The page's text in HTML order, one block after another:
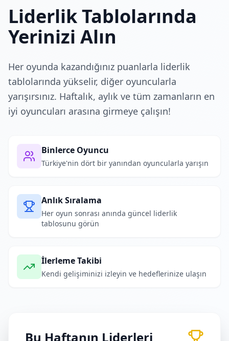
Liderlik Tablolarında
Yerinizi Alın
Her oyunda kazandığınız puanlarla liderlik
tablolarında yükselir, diğer oyuncularla
yarışırsınız. Haftalık, aylık ve tüm zamanların en
iyi oyuncuları arasına girmeye çalışın!
Binlerce Oyuncu
Türkiye'nin dört bir yanından oyuncularla yarışın
Anlık Sıralama
Her oyun sonrası anında güncel liderlik
tablosunu görün
İlerleme Takibi
Kendi gelişiminizi izleyin ve hedeflerinize ulaşın
Bu Haftanın Liderleri